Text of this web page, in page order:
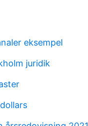
eksempel
juridik